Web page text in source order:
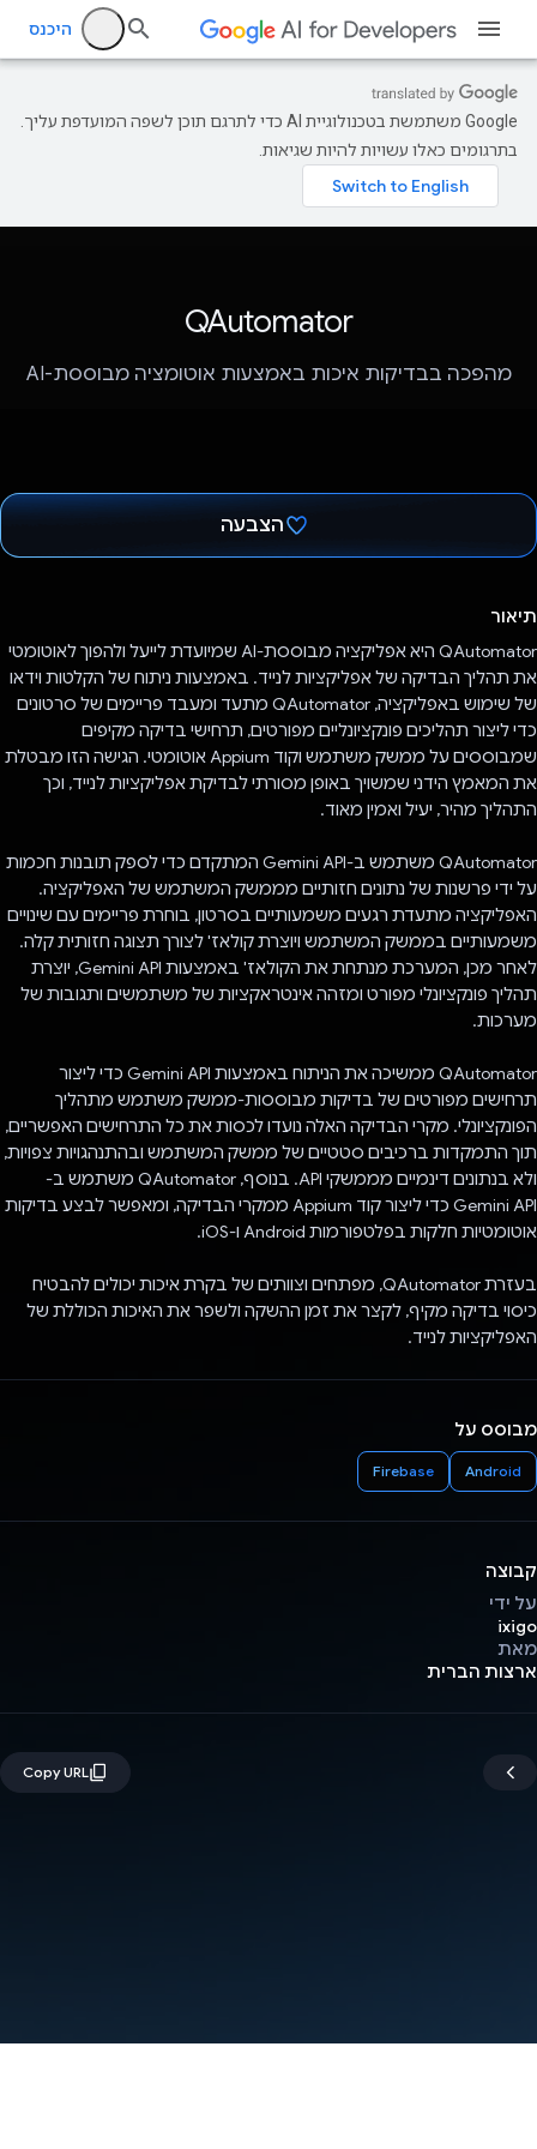
היכנס
‫Google משתמשת בטכנולוגיית AI כדי לתרגם תוכן לשפה המועדפת עליך.
בתרגומים כאלו עשויות להיות שגיאות.
QAutomator
מהפכה בבדיקות איכות באמצעות אוטומציה מבוססת-AI
הצבעה
תיאור
QAutomator היא אפליקציה מבוססת-AI שמיועדת לייעל ולהפוך לאוטומטי
את תהליך הבדיקה של אפליקציות לנייד. באמצעות ניתוח של הקלטות וידאו
של שימוש באפליקציה, QAutomator מתעד ומעבד פריימים של סרטונים
כדי ליצור תהליכים פונקציונליים מפורטים, תרחישי בדיקה מקיפים
שמבוססים על ממשק משתמש וקוד Appium אוטומטי. הגישה הזו מבטלת
את המאמץ הידני שמשויך באופן מסורתי לבדיקת אפליקציות לנייד, וכך
התהליך מהיר, יעיל ואמין מאוד.
QAutomator משתמש ב-Gemini API המתקדם כדי לספק תובנות חכמות
על ידי פרשנות של נתונים חזותיים מממשק המשתמש של האפליקציה.
האפליקציה מתעדת רגעים משמעותיים בסרטון, בוחרת פריימים עם שינויים
משמעותיים בממשק המשתמש ויוצרת קולאז' לצורך תצוגה חזותית קלה.
לאחר מכן, המערכת מנתחת את הקולאז' באמצעות Gemini API, יוצרת
תהליך פונקציונלי מפורט ומזהה אינטראקציות של משתמשים ותגובות של
מערכות.
QAutomator ממשיכה את הניתוח באמצעות Gemini API כדי ליצור
תרחישים מפורטים של בדיקות מבוססות-ממשק משתמש מתהליך
הפונקציונלי. מקרי הבדיקה האלה נועדו לכסות את כל התרחישים האפשריים,
תוך התמקדות ברכיבים סטטיים של ממשק המשתמש ובהתנהגויות צפויות,
ולא בנתונים דינמיים מממשקי API. בנוסף, QAutomator משתמש ב-
Gemini API כדי ליצור קוד Appium ממקרי הבדיקה, ומאפשר לבצע בדיקות
אוטומטיות חלקות בפלטפורמות Android ו-iOS.
בעזרת QAutomator, מפתחים וצוותים של בקרת איכות יכולים להבטיח
כיסוי בדיקה מקיף, לקצר את זמן ההשקה ולשפר את האיכות הכוללת של
האפליקציות לנייד.
מבוסס על
Android
Firebase
קבוצה
על ידי
ixigo
מאת
ארצות הברית